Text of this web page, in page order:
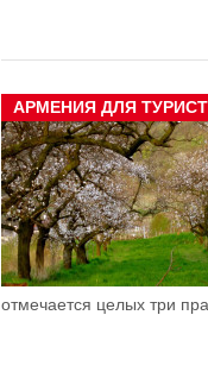
АРМЕНИЯ ДЛЯ
отмечается целых три